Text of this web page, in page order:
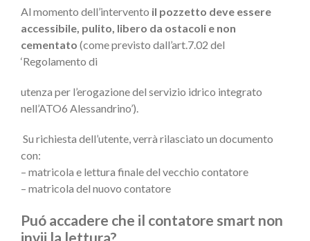
Al momento dell’intervento il pozzetto deve essere
accessibile, pulito, libero da ostacoli e non
cementato (come previsto dall’art.7.02 del
‘Regolamento di
utenza per l’erogazione del servizio idrico integrato
nell’ATO6 Alessandrino’).
Su richiesta dell’utente, verrà rilasciato un documento
con:
– matricola e lettura finale del vecchio contatore
– matricola del nuovo contatore
Puó accadere che il contatore smart non
invii la lettura?